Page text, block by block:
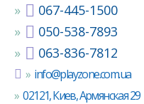
067-445-1500
050-538-7893
063-836-7812
info@playzone.com.ua
02121, Киев, Армянская 29